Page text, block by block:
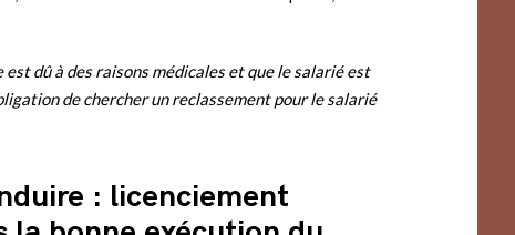
dû à des raisons médicales et que le salarié est
de chercher un reclassement pour le salarié
: licenciement